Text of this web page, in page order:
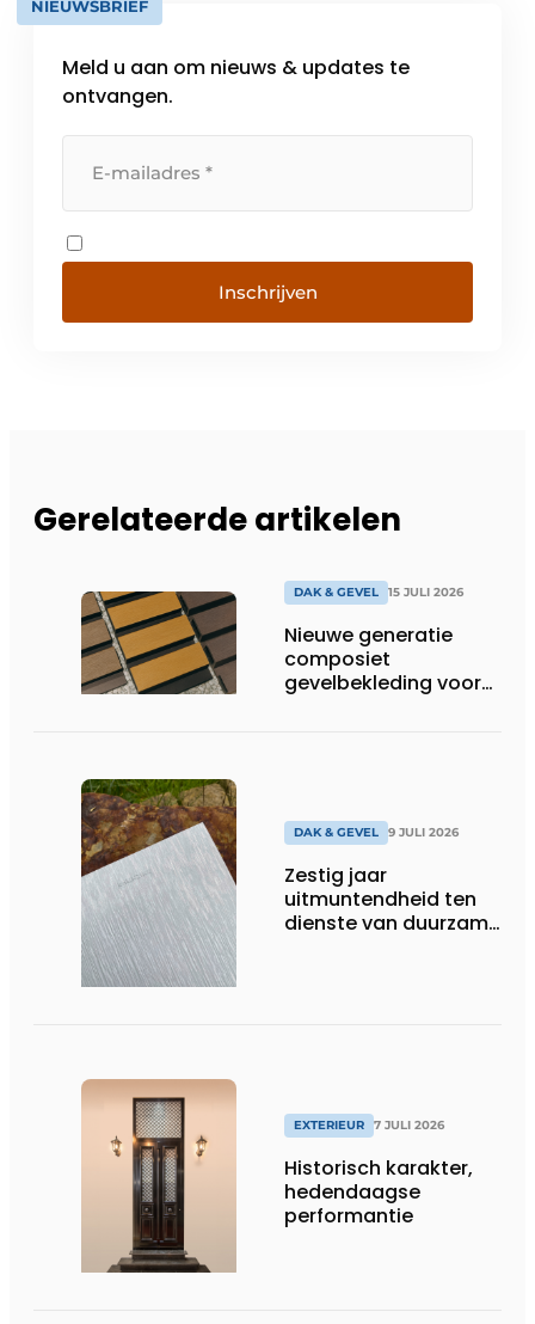
NIEUWSBRIEF
Meld u aan om nieuws & updates te
ontvangen.
Inschrijven
Gerelateerde artikelen
DAK & GEVEL 15 JULI 2026
Nieuwe generatie
composiet
gevelbekleding voor
DAK & GEVEL 9 JULI 2026
Zestig jaar
uitmuntendheid ten
dienste van duurzame
EXTERIEUR 7 JULI 2026
Historisch karakter,
hedendaagse
performantie